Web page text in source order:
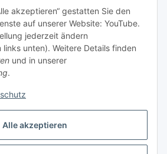
Alle akzeptieren
akzeptieren“ gestatten Sie den
auf unserer Website: YouTube.
jederzeit ändern
unten). Weitere Details finden
und in unserer
.
widerrufen